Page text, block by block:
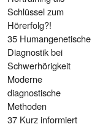
Schlüssel zum
Hörerfolg?!
35 Humangenetische
Diagnostik bei
Schwerhörigkeit
Moderne
diagnostische
Methoden
37 Kurz informiert